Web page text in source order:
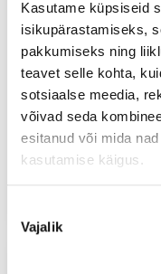
Kasutame küpsiseid
isikupärastamiseks,
pakkumiseks ning
teavet selle kohta,
sotsiaalse meedia,
võivad seda
esitanud või mida
kasutamise käigus.
valik
Vajalik
Schwarzkopf
Osis+ Mighty Matte
mL)
9 ,90
в месяц от 0,00€